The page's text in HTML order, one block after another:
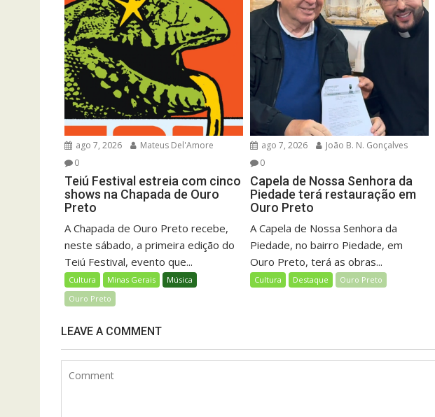
ago 7, 2026
Mateus Del'Amore
0
Teiú Festival estreia com cinco
shows na Chapada de Ouro
Preto
A Chapada de Ouro Preto recebe,
neste sábado, a primeira edição do
Teiú Festival, evento que...
Cultura Minas Gerais
Música
Ouro Preto
ago 7, 2026
João B. N. Gonçalves
0
Capela de Nossa Senhora da
Piedade terá restauração em
Ouro Preto
A Capela de Nossa Senhora da
Piedade, no bairro Piedade, em
Ouro Preto, terá as obras...
Cultura Destaque Ouro Preto
LEAVE A COMMENT